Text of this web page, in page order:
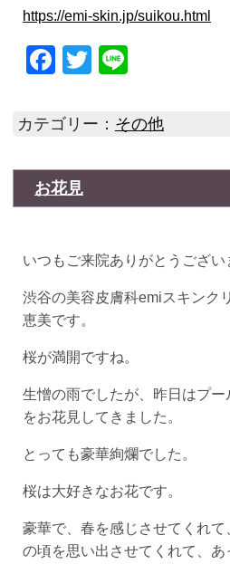
https://emi-skin.jp/suikou.html
Facebook
Twitter
Line
カテゴリー： その他
お花見
いつもご来院ありがとうござい
渋谷の美容皮膚科emiスキンク
恵美です。
桜が満開ですね。
生憎の雨でしたが、昨日はプ
をお花見してきました。
とっても豪華絢爛でした。
桜は大好きなお花です。
豪華で、春を感じさせてくれ
の頃を思い出させてくれて、